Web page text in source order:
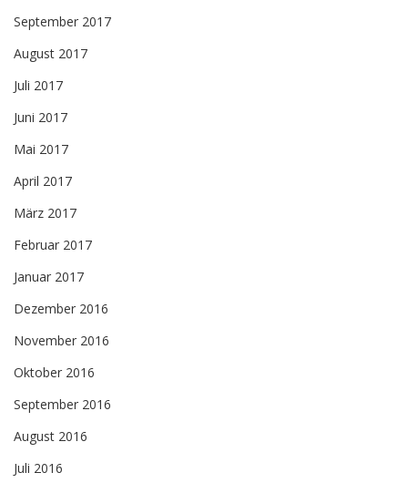
September 2017
August 2017
Juli 2017
Juni 2017
Mai 2017
April 2017
März 2017
Februar 2017
Januar 2017
Dezember 2016
November 2016
Oktober 2016
September 2016
August 2016
Juli 2016